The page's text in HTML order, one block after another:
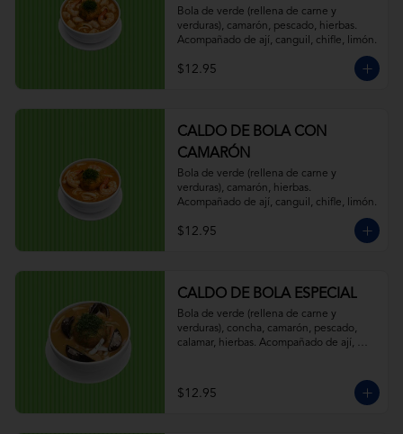
Bola de verde (rellena de carne y
verduras), camarón, pescado, hierbas.
Acompañado de ají, canguil, chifle, limón.
$12.95
CALDO DE BOLA CON
CAMARÓN
Bola de verde (rellena de carne y
verduras), camarón, hierbas.
Acompañado de ají, canguil, chifle, limón.
$12.95
CALDO DE BOLA ESPECIAL
Bola de verde (rellena de carne y
verduras), concha, camarón, pescado,
calamar, hierbas. Acompañado de ají,
$12.95